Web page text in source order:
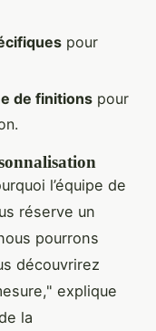
pour
de finitions pour
l’équipe de
réserve un
pourrons
découvrirez
explique
la